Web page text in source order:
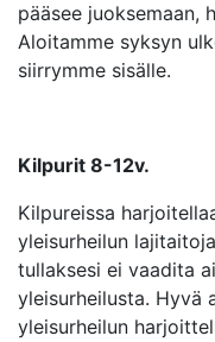
pääsee juoksemaan,
Aloitamme syksyn
siirrymme sisälle.
Kilpurit 8-12v.
Kilpureissa
yleisurheilun
tullaksesi ei vaadita
yleisurheilusta. Hyvä
yleisurheilun